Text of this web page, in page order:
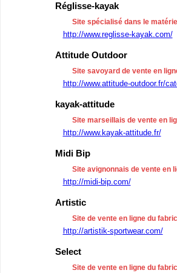
Réglisse-kayak
Site spécialisé dans le
http://www.reglisse-kayak.com/
Attitude Outdoor
Site savoyard de vente en
http://www.attitude-outdoor.fr/
kayak-attitude
Site marseillais de vente en
http://www.kayak-attitude.fr/
Midi Bip
Site avignonnais de vente en
http://midi-bip.com/
Artistic
Site de vente en ligne du
http://artistik-sportwear.com/
Select
Site de vente en ligne du